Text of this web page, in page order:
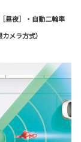
昼夜］・自動二輪車
メラ方式）